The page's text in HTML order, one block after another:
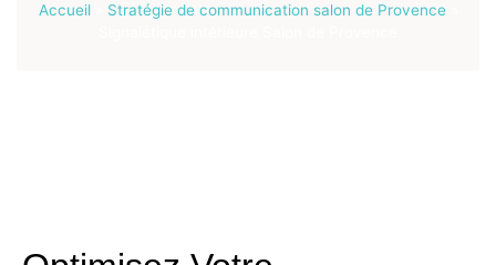
Accueil» Stratégie de communication salon de Provence»